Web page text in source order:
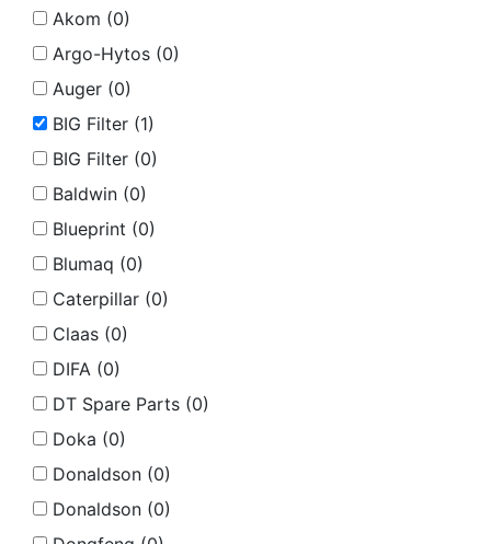
Akom (0)
Argo-Hytos (0)
Auger (0)
BIG Filter (1)
BIG Filter (0)
Baldwin (0)
Blueprint (0)
Blumaq (0)
Caterpillar (0)
Claas (0)
DIFA (0)
DT Spare Parts (0)
Doka (0)
Donaldson (0)
Donaldson (0)